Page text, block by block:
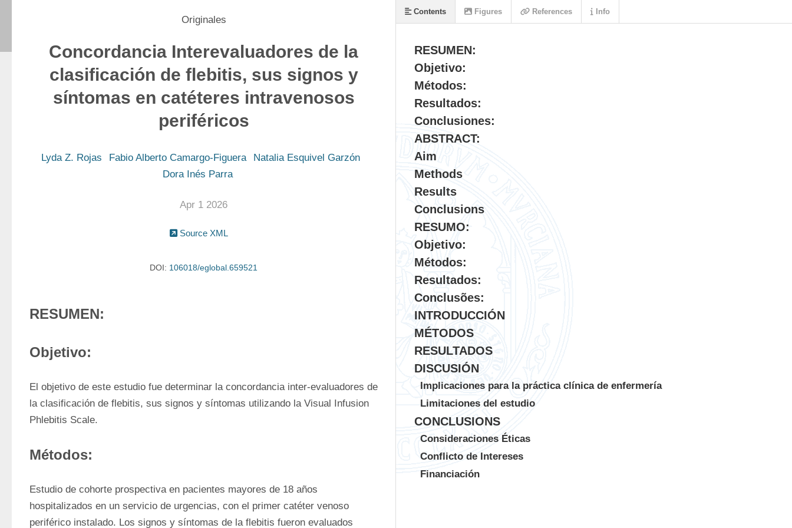
Originales
Concordancia Interevaluadores de la
clasificación de flebitis, sus signos y
síntomas en catéteres intravenosos
periféricos
Lyda Z. Rojas Fabio Alberto Camargo-Figuera
Natalia Esquivel Garzón
Dora Inés Parra
Apr 1 2026
Source XML
DOI: 106018/eglobal.659521
RESUMEN:
Objetivo:
El objetivo de este estudio fue determinar la concordancia inter-evaluadores de
la clasificación de flebitis, sus signos y síntomas utilizando la Visual Infusion
Phlebitis Scale.
Métodos:
Estudio de cohorte prospectiva en pacientes mayores de 18 años
hospitalizados en un servicio de urgencias, con el primer catéter venoso
periférico instalado. Los signos y síntomas de la flebitis fueron evaluados
RESUMEN:
Objetivo:
Métodos:
Resultados:
Conclusiones:
ABSTRACT:
Aim
Methods
Results
Conclusions
RESUMO:
Objetivo:
Métodos:
Resultados:
Conclusões:
INTRODUCCIÓN
MÉTODOS
RESULTADOS
DISCUSIÓN
Implicaciones para la práctica clínica de enfermería
Limitaciones del estudio
CONCLUSIONS
Consideraciones Éticas
Conflicto de Intereses
Financiación
Contents Figures References Info